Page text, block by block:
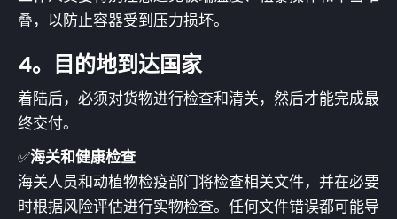
叠，以防止容器受到压力损坏。
4。目的地到达国家
着陆后，必须对货物进行检查和清关，然后才能完成最
终交付。
✅海关和健康检查
海关人员和动植物检疫部门将检查相关文件，并在必要
时根据风险评估进行实物检查。任何文件错误都可能导